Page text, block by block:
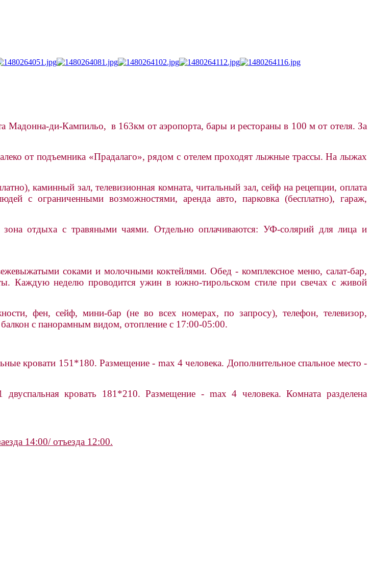
Мадонна-ди-Кампильо, в 163км от аэропорта, бары и рестораны в 100 м от отеля. За
от подъемника «Прадалаго», рядом с отелем проходят лыжные трассы. На лыжах
каминный зал, телевизионная комната, читальный зал, сейф на рецепции, оплата
с ограниченными возможностями, аренда авто, парковка (бесплатно), гараж,
отдыха с травяными чаями. Отдельно оплачиваются: УФ-солярий для лица и
соками и молочными коктейлями. Обед - комплексное меню, салат-бар,
Каждую неделю проводится ужин в южно-тирольском стиле при свечах с живой
фен, сейф, мини-бар (не во всех номерах, по запросу), телефон, телевизор,
с панорамным видом, отопление с 17:00-05:00.
кровати 151*180. Размещение - max 4 человека. Дополнительное спальное место -
кровать 181*210. Размещение - max 4 человека. Комната разделена
14:00/ отъезда 12:00.